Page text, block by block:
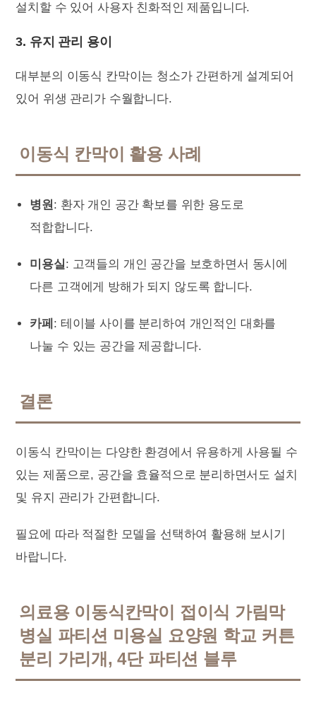
설치할 수 있어 사용자 친화적인 제품입니다.
3. 유지 관리 용이
대부분의 이동식 칸막이는 청소가 간편하게 설계되어
있어 위생 관리가 수월합니다.
이동식 칸막이 활용 사례
병원: 환자 개인 공간 확보를 위한 용도로
적합합니다.
미용실: 고객들의 개인 공간을 보호하면서 동시에
다른 고객에게 방해가 되지 않도록 합니다.
카페 : 테이블 사이를 분리하여 개인적인 대화를
나눌 수 있는 공간을 제공합니다.
결론
이동식 칸막이는 다양한 환경에서 유용하게 사용될 수
있는 제품으로, 공간을 효율적으로 분리하면서도 설치
및 유지 관리가 간편합니다.
필요에 따라 적절한 모델을 선택하여 활용해 보시기
바랍니다.
의료용 이동식칸막이 접이식 가림막
병실 파티션 미용실 요양원 학교 커튼
분리 가리개, 4단 파티션 블루